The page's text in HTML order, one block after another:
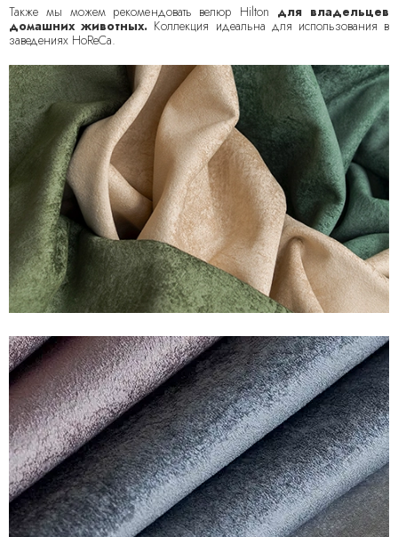
Также мы можем рекомендовать велюр Hilton для владельцев
домашних животных. Коллекция идеальна для использования в
заведениях HoReCa.